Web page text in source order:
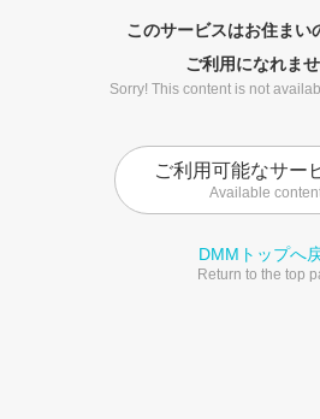
このサービスはお住まい
ご利用になれませ
Sorry! This content is not
ご利用可能なサー
Available
DMMトップへ
Return to the top